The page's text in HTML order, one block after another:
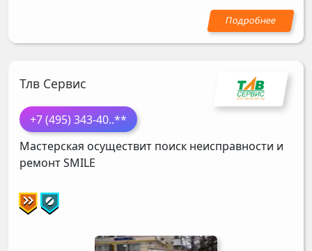
Тлв Сервис
+7 (495) 343-40..**
Мастерская осуществит поиск неисправности и
ремонтSMILE